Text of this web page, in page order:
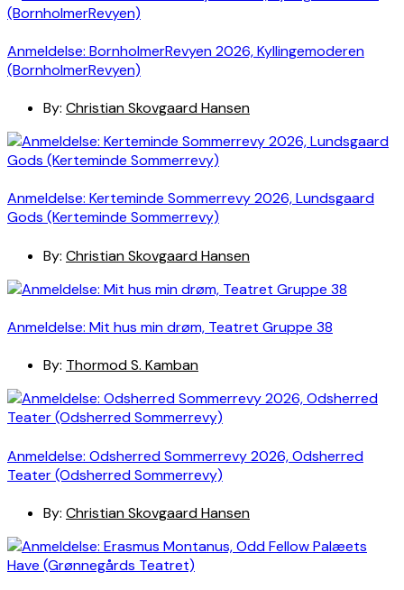
Anmeldelse: BornholmerRevyen 2026, Kyllingemoderen
(BornholmerRevyen)
By: Christian Skovgaard Hansen
Anmeldelse: Kerteminde Sommerrevy 2026, Lundsgaard
Gods (Kerteminde Sommerrevy)
By: Christian Skovgaard Hansen
Anmeldelse: Mit hus min drøm, Teatret Gruppe 38
By: Thormod S. Kamban
Anmeldelse: Odsherred Sommerrevy 2026, Odsherred
Teater (Odsherred Sommerrevy)
By: Christian Skovgaard Hansen